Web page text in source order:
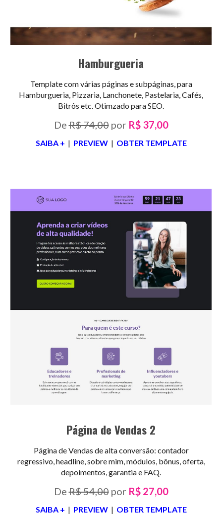
Hamburgueria
Template com várias páginas e subpáginas, para
Hamburgueria, Pizzaria, Lanchonete, Pastelaria, Cafés,
Bitrôs etc. Otimzado para SEO.
DeR$ 74,00por R$ 37,00
SAIBA + | PREVIEW| OBTER TEMPLATE
Página de Vendas 2
Página de Vendas de alta conversão: contador
regressivo, headline, sobre mim, módulos, bônus, oferta,
depoimentos, garantia e FAQ.
DeR$ 54,00por R$ 27,00
SAIBA + | PREVIEW| OBTER TEMPLATE